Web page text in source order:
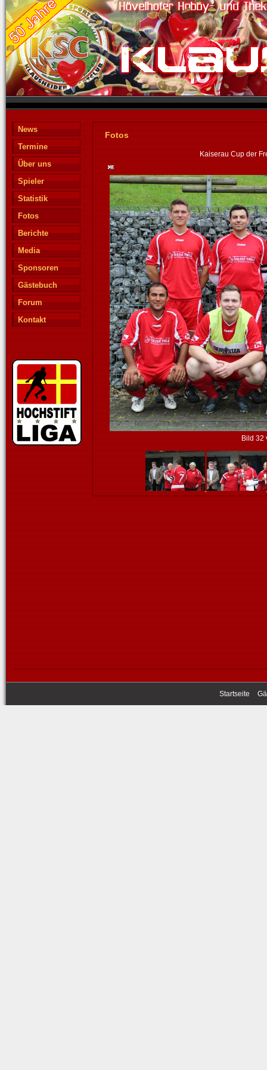
News
Termine
Über uns
Spieler
Statistik
Fotos
Berichte
Media
Sponsoren
Gästebuch
Forum
Kontakt
Fotos
Kaiserau Cup der
Bild 32
Startseite